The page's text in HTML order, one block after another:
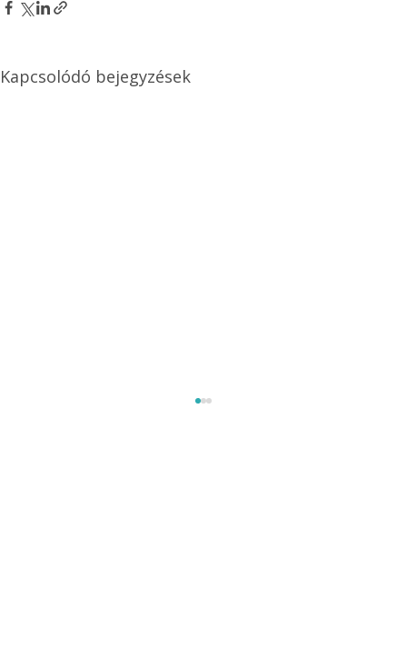
Kapcsolódó bejegyzések